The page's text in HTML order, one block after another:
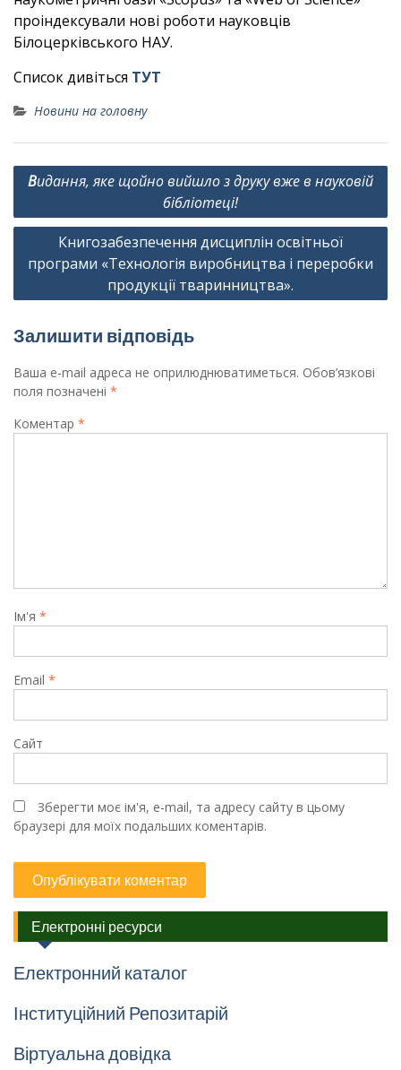
проіндексували нові роботи науковців
Білоцерківського НАУ.
Список дивіться ТУТ
Новини на головну
Навігація
Видання, яке щойно вийшло з друку вже в науковій
бібліотеці!
Книгозабезпечення дисциплін освітньої
програми «Технологія виробництва і переробки
продукції тваринництва».
Залишити відповідь
Ваша e-mail адреса не оприлюднюватиметься. Обов’язкові
поля позначені *
Коментар *
Ім'я *
Email *
Сайт
Зберегти моє ім'я, e-mail, та адресу сайту в цьому
браузері для моїх подальших коментарів.
Електронні ресурси
Електронний каталог
Інституційний Репозитарій
Віртуальна довідка